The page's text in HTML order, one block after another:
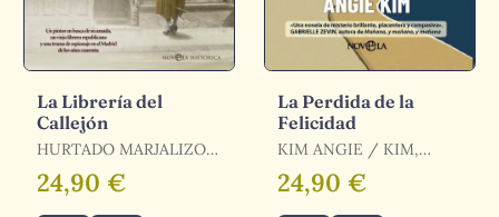
La Librería del
Callejón
HURTADO MARJALIZO
MANUEL / HURTADO
MARJALIZO, MANUEL
24,90 €
La Perdida de la
Felicidad
KIM ANGIE / KIM,
ANGIE
24,90 €